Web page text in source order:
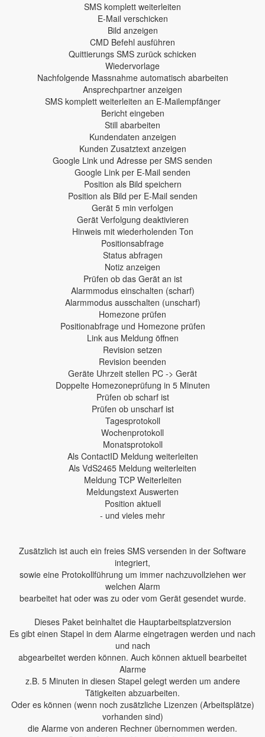
SMS komplett weiterleiten
E-Mail verschicken
Bild anzeigen
CMD Befehl ausführen
Quittierungs SMS zurück schicken
Wiedervorlage
Nachfolgende Massnahme automatisch abarbeiten
Ansprechpartner anzeigen
SMS komplett weiterleiten an E-Mailempfänger
Bericht eingeben
Still abarbeiten
Kundendaten anzeigen
Kunden Zusatztext anzeigen
Google Link und Adresse per SMS senden
Google Link per E-Mail senden
Position als Bild speichern
Position als Bild per E-Mail senden
Gerät 5 min verfolgen
Gerät Verfolgung deaktivieren
Hinweis mit wiederholenden Ton
Positionsabfrage
Status abfragen
Notiz anzeigen
Prüfen ob das Gerät an ist
Alarmmodus einschalten (scharf)
Alarmmodus ausschalten (unscharf)
Homezone prüfen
Positionabfrage und Homezone prüfen
Link aus Meldung öffnen
Revision setzen
Revision beenden
Geräte Uhrzeit stellen PC -> Gerät
Doppelte Homezoneprüfung in 5 Minuten
Prüfen ob scharf ist
Prüfen ob unscharf ist
Tagesprotokoll
Wochenprotokoll
Monatsprotokoll
Als ContactID Meldung weiterleiten
Als VdS2465 Meldung weiterleiten
Meldung TCP Weiterleiten
Meldungstext Auswerten
Position aktuell
- und vieles mehr
Zusätzlich ist auch ein freies SMS versenden in der Software
integriert,
sowie eine Protokollführung um immer nachzuvollziehen wer
welchen Alarm
bearbeitet hat oder was zu oder vom Gerät gesendet wurde.
Dieses Paket beinhaltet die Hauptarbeitsplatzversion
Es gibt einen Stapel in dem Alarme eingetragen werden und nach
und nach
abgearbeitet werden können. Auch können aktuell bearbeitet
Alarme
z.B. 5 Minuten in diesen Stapel gelegt werden um andere
Tätigkeiten abzuarbeiten.
Oder es können (wenn noch zusätzliche Lizenzen (Arbeitsplätze)
vorhanden sind)
die Alarme von anderen Rechner übernommen werden.